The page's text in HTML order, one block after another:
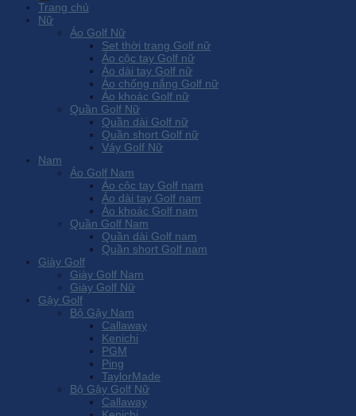
Trang chủ
Nữ
Áo Golf Nữ
Set thời trang Golf nữ
Áo cộc tay Golf nữ
Áo dài tay Golf nữ
Áo chống nắng Golf nữ
Áo khoác Golf nữ
Quần Golf Nữ
Quần dài Golf nữ
Quần short Golf nữ
Váy Golf Nữ
Nam
Áo Golf Nam
Áo cộc tay Golf nam
Áo dài tay Golf nam
Áo khoác Golf nam
Quần Golf Nam
Quần dài Golf nam
Quần short Golf nam
Giày Golf
Giày Golf Nam
Giày Golf Nữ
Gậy Golf
Bộ Gậy Nam
Callaway
Kenichi
PGM
Ping
TaylorMade
Bộ Gậy Golf Nữ
Callaway